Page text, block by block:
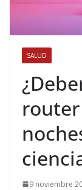
SALUD
9 noviembre